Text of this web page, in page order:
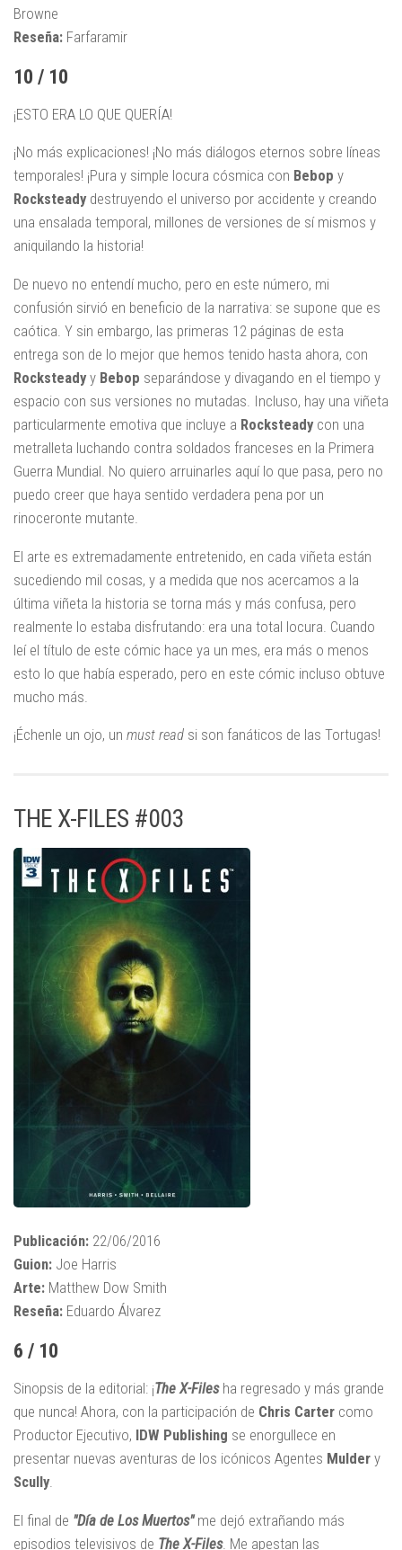
Browne
Reseña: Farfaramir
10 / 10
¡ESTO ERA LO QUE QUERÍA!
¡No más explicaciones! ¡No más diálogos eternos sobre líneas
temporales! ¡Pura y simple locura cósmica con Bebop y
Rocksteady destruyendo el universo por accidente y creando
una ensalada temporal, millones de versiones de sí mismos y
aniquilando la historia!
De nuevo no entendí mucho, pero en este número, mi
confusión sirvió en beneficio de la narrativa: se supone que es
caótica. Y sin embargo, las primeras 12 páginas de esta
entrega son de lo mejor que hemos tenido hasta ahora, con
Rocksteady y Bebop separándose y divagando en el tiempo y
espacio con sus versiones no mutadas. Incluso, hay una viñeta
particularmente emotiva que incluye a Rocksteady con una
metralleta luchando contra soldados franceses en la Primera
Guerra Mundial. No quiero arruinarles aquí lo que pasa, pero no
puedo creer que haya sentido verdadera pena por un
rinoceronte mutante.
El arte es extremadamente entretenido, en cada viñeta están
sucediendo mil cosas, y a medida que nos acercamos a la
última viñeta la historia se torna más y más confusa, pero
realmente lo estaba disfrutando: era una total locura. Cuando
leí el título de este cómic hace ya un mes, era más o menos
esto lo que había esperado, pero en este cómic incluso obtuve
mucho más.
¡Échenle un ojo, un must read si son fanáticos de las Tortugas!
THE X-FILES #003
Publicación: 22/06/2016
Guion: Joe Harris
Arte: Matthew Dow Smith
Reseña: Eduardo Álvarez
6 / 10
Sinopsis de la editorial: ¡The X-Filesha regresado y más grande
que nunca! Ahora, con la participación de Chris Carter como
Productor Ejecutivo, IDW Publishing se enorgullece en
presentar nuevas aventuras de los icónicos Agentes Mulder y
Scully
El final de "Día de Los Muertos"me dejó extrañando más
episodios televisivos de The X-Files. Me apestan las